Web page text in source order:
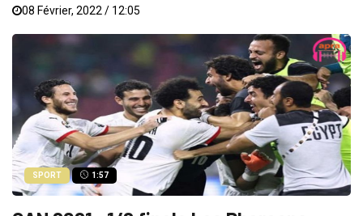
08 Février, 2022 / 12:05
SPORT 1:57